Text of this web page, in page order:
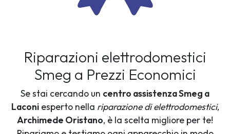
Riparazioni elettrodomestici
Smeg a Prezzi Economici
Se stai cercando un centro assistenza Smeg a
Laconiesperto nella riparazione di elettrodomestici,
Archimede Oristano, è la scelta migliore per te!